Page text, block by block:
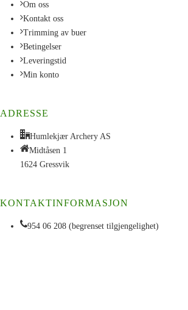
Om oss
Kontakt oss
Trimming av buer
Betingelser
Leveringstid
Min konto
ADRESSE
Humlekjær Archery AS
Midtåsen 1
1624 Gressvik
KONTAKTINFORMASJON
954 06 208 (begrenset tilgjengelighet)